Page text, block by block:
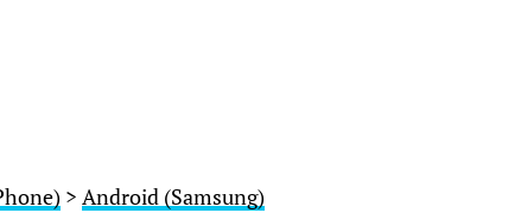
> Android (Samsung)